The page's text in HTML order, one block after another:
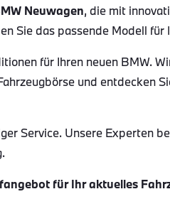
Neuwagen, die mit
Sie das passende Modell für
für Ihren neuen BMW.
und entdecken
Service. Unsere Experten
für Ihr aktuelles